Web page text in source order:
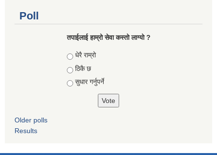
Poll
तपाईलाई हाम्रो सेवा कस्तो लाग्यो ?
Choices
धेरै राम्रो
ठिकै छ
सुधार गर्नुपर्ने
Older polls
Results